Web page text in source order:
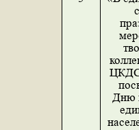
ЦКДС
Дню